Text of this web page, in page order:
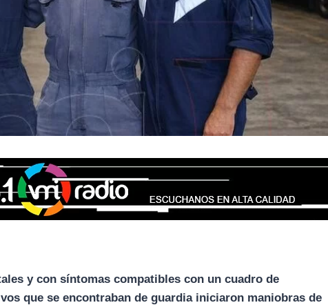
y con síntomas compatibles con un cuadro de
que se encontraban de guardia iniciaron maniobras de